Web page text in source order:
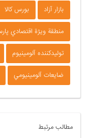
بازار آزاد بورس كالا
منطقة ويژة اقتصادي
توليدكننده آلومينيوم
ضايعات آلومينيومي
مطالب مرتبط